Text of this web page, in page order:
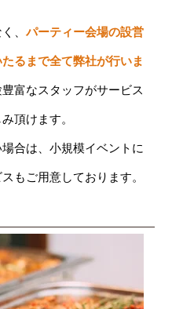
く、パーティー会場の設営
るまで全て弊社が行いま
富なスタッフがサービス
頂けます。
合は、小規模イベントに
もご用意しております。